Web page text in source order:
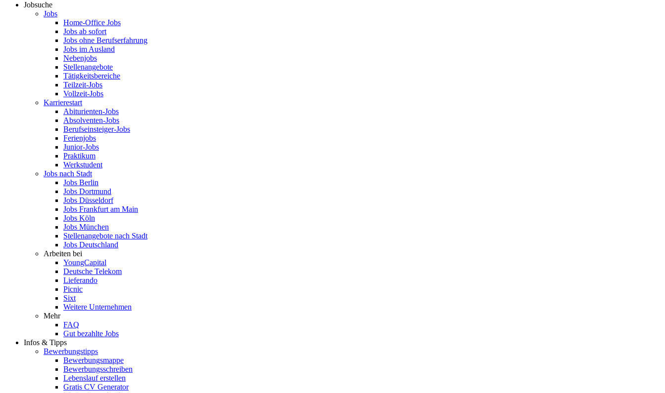
Jobsuche
Jobs
Home-Office Jobs
Jobs ab sofort
Jobs ohne Berufserfahrung
Jobs im Ausland
Nebenjobs
Stellenangebote
Tätigkeitsbereiche
Teilzeit-Jobs
Vollzeit-Jobs
Karrierestart
Abiturienten-Jobs
Absolventen-Jobs
Berufseinsteiger-Jobs
Ferienjobs
Junior-Jobs
Praktikum
Werkstudent
Jobs nach Stadt
Jobs Berlin
Jobs Dortmund
Jobs Düsseldorf
Jobs Frankfurt am Main
Jobs Köln
Jobs München
Stellenangebote nach Stadt
Jobs Deutschland
Arbeiten bei
YoungCapital
Deutsche Telekom
Lieferando
Picnic
Sixt
Weitere Unternehmen
Mehr
FAQ
Gut bezahlte Jobs
Infos & Tipps
Bewerbungstipps
Bewerbungsmappe
Bewerbungsschreiben
Lebenslauf erstellen
Gratis CV Generator